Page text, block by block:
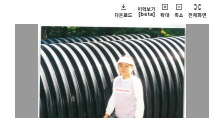
다운로드
이력보기
[beta]
확대 축소 전체화면